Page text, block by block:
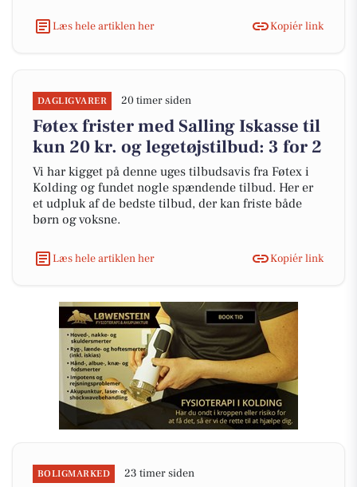
Læs hele artiklen her Kopiér link
DAGLIGVARER 20 timer siden
Føtex frister med Salling Iskasse til
kun 20 kr. og legetøjstilbud: 3 for 2
Vi har kigget på denne uges tilbudsavis fra Føtex i
Kolding og fundet nogle spændende tilbud. Her er
et udpluk af de bedste tilbud, der kan friste både
børn og voksne.
Læs hele artiklen her Kopiér link
BOLIGMARKED 23 timer siden